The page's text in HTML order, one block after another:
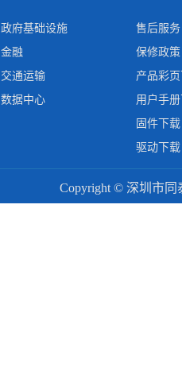
政府基础设施
金融
交通运输
数据中心
售后服务
保修政策
产品彩
用户手
固件下载
驱动下载
Copyright © 深圳市同